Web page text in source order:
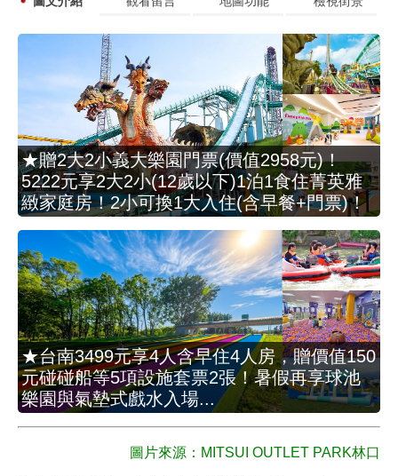
★贈2大2小義大樂園門票(價值2958元)！
5222元享2大2小(12歲以下)1泊1食住菁英雅
緻家庭房！2小可換1大入住(含早餐+門票)！
★台南3499元享4人含早住4人房，贈價值150
元碰碰船等5項設施套票2張！暑假再享球池
樂園與氣墊式戲水入場...
圖片來源： MITSUI OUTLET PARK林口